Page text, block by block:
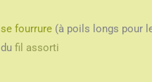
fourrure (à poils longs pour
fil assorti